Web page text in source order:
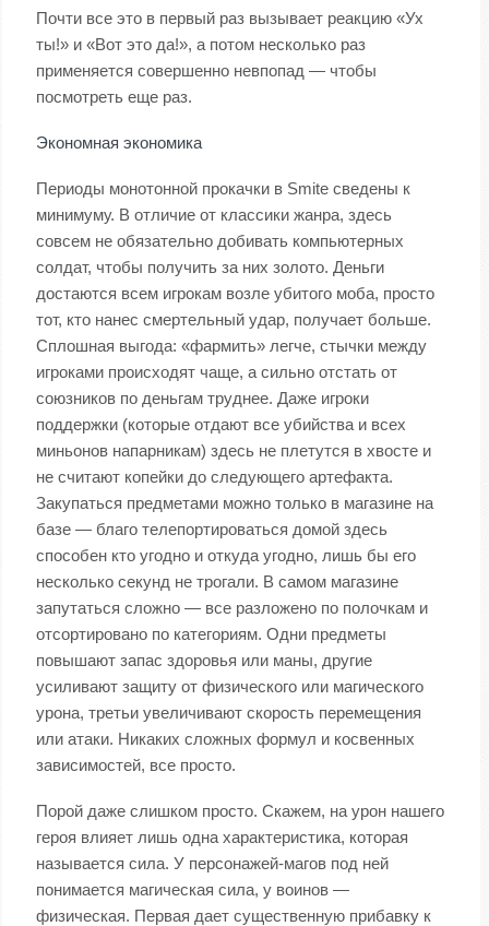
Почти все это в первый раз вызывает реакцию «Ух
ты!» и «Вот это да!», а потом несколько раз
применяется совершенно невпопад — чтобы
посмотреть еще раз.
Экономная экономика
Периоды монотонной прокачки в Smite сведены к
минимуму. В отличие от классики жанра, здесь
совсем не обязательно добивать компьютерных
солдат, чтобы получить за них золото. Деньги
достаются всем игрокам возле убитого моба, просто
тот, кто нанес смертельный удар, получает больше.
Сплошная выгода: «фармить» легче, стычки между
игроками происходят чаще, а сильно отстать от
союзников по деньгам труднее. Даже игроки
поддержки (которые отдают все убийства и всех
миньонов напарникам) здесь не плетутся в хвосте и
не считают копейки до следующего артефакта.
Закупаться предметами можно только в магазине на
базе — благо телепортироваться домой здесь
способен кто угодно и откуда угодно, лишь бы его
несколько секунд не трогали. В самом магазине
запутаться сложно — все разложено по полочкам и
отсортировано по категориям. Одни предметы
повышают запас здоровья или маны, другие
усиливают защиту от физического или магического
урона, третьи увеличивают скорость перемещения
или атаки. Никаких сложных формул и косвенных
зависимостей, все просто.
Порой даже слишком просто. Скажем, на урон нашего
героя влияет лишь одна характеристика, которая
называется сила. У персонажей-магов под ней
понимается магическая сила, у воинов —
физическая. Первая дает существенную прибавку к